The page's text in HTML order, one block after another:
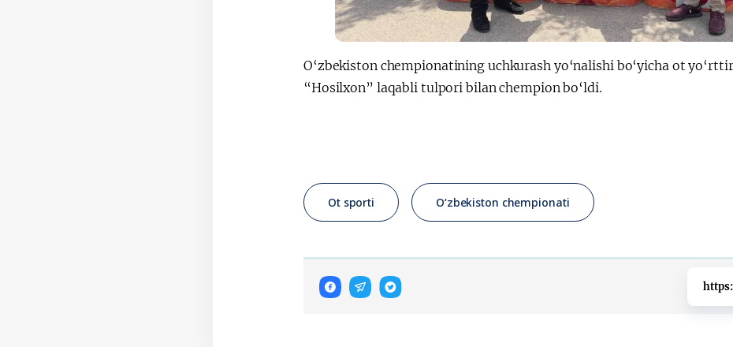
O‘zbekiston chempionatining uchkurash yo‘nalishi bo‘yicha ot
“Hosilxon” laqabli tulpori bilan chempion bo‘ldi.
Ot sporti O‘zbekiston chempionati